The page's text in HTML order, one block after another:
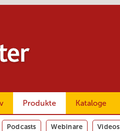
Produkte Kataloge
Podcasts Webinare Videos